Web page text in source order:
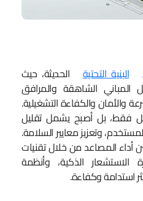
البنية التحتية
الحديثة، حيث
الشاهقة والمرافق
والأمان والكفاءة التشغيلية.
فقط، بل أصبح يشمل تقليل
وتعزيز معايير السلامة.
أداء المصاعد من خلال تقنيات
الاستشعار الذكية، وأنظمة
استدامة وكفاءة.